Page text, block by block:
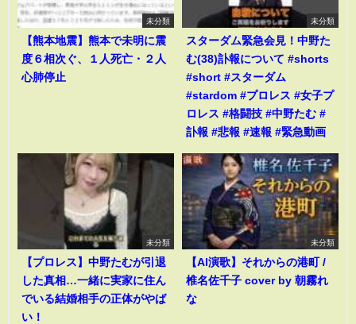
未分類
【熊本地震】熊本で未明に震
度６相次ぐ、１人死亡・２人
心肺停止
未分類
スターダム緊急会見！中野た
む(38)訃報について #shorts
#short #スターダム
#stardom #プロレス #女子プ
ロレス #格闘技 #中野たむ #
訃報 #悲報 #速報 #緊急動画
未分類
【プロレス】中野たむが引退
した真相…一緒に実家に住ん
でいる結婚相手の正体がやば
い！
未分類
【AI演歌】それからの港町 /
椎名佐千子 cover by 朝霧れ
な